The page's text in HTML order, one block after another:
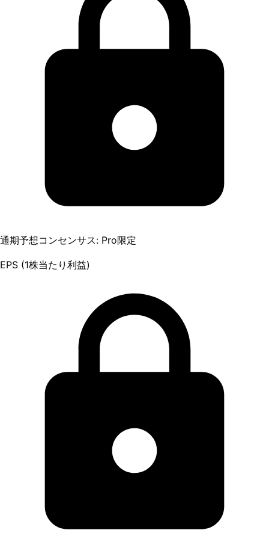
通期予想コンセンサス: Pro限定
EPS (1株当たり利益)